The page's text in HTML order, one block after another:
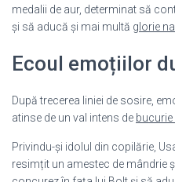
medalii de aur, determinat să
și să aducă și mai multă glorie
Ecoul emoțiilor
După trecerea liniei de sosire,
atinse de un val intens de bucurie
Privindu-și idolul din copilărie,
resimțit un amestec de mândrie